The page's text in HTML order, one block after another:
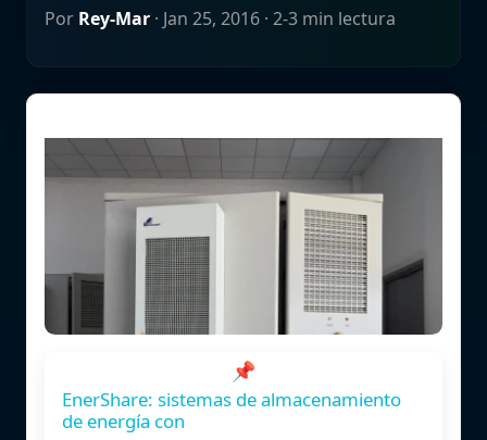
Por Rey-Mar · Jan 25, 2016 · 2-3 min lectura
📌
EnerShare: sistemas de almacenamiento
de energía con